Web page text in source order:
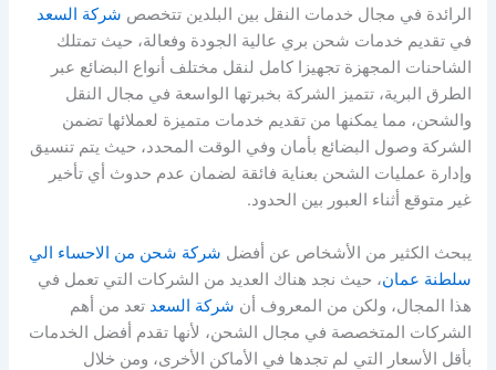
الرائدة في مجال خدمات النقل بين البلدين تتخصص شركة السعد
في تقديم خدمات شحن بري عالية الجودة وفعالة، حيث تمتلك
الشاحنات المجهزة تجهيزا كامل لنقل مختلف أنواع البضائع عبر
الطرق البرية، تتميز الشركة بخبرتها الواسعة في مجال النقل
والشحن، مما يمكنها من تقديم خدمات متميزة لعملائها تضمن
الشركة وصول البضائع بأمان وفي الوقت المحدد، حيث يتم تنسيق
وإدارة عمليات الشحن بعناية فائقة لضمان عدم حدوث أي تأخير
غير متوقع أثناء العبور بين الحدود.
يبحث الكثير من الأشخاص عن أفضل شركة شحن من الاحساء الي
سلطنة عمان، حيث نجد هناك العديد من الشركات التي تعمل في
هذا المجال، ولكن من المعروف أن شركة السعد تعد من أهم
الشركات المتخصصة في مجال الشحن، لأنها تقدم أفضل الخدمات
بأقل الأسعار التي لم تجدها في الأماكن الأخرى، ومن خلال